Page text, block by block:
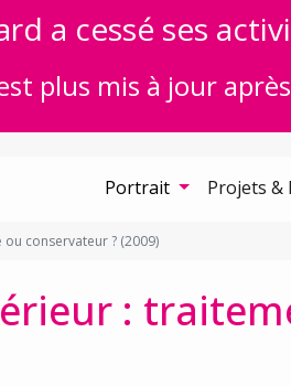
a cessé ses
plus mis à jour
Portrait Projets &
conservateur ? (2009)
: